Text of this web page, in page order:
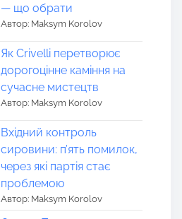
— що обрати
Автор: Maksym Korolov
Як Crivelli перетворює
дорогоцінне каміння на
сучасне мистецтв
Автор: Maksym Korolov
Вхідний контроль
сировини: п’ять помилок,
через які партія стає
проблемою
Автор: Maksym Korolov